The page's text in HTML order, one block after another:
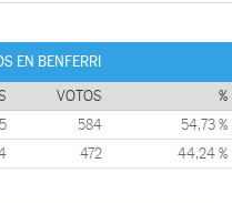
EN BENFERRI
VOTOS %
5 584 54,73 %
472 44,24 %